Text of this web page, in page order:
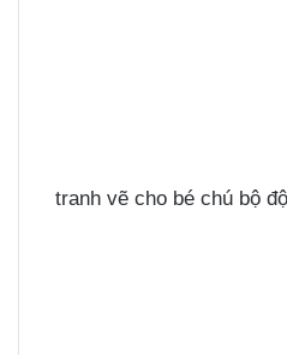
tranh vẽ cho bé chú bộ